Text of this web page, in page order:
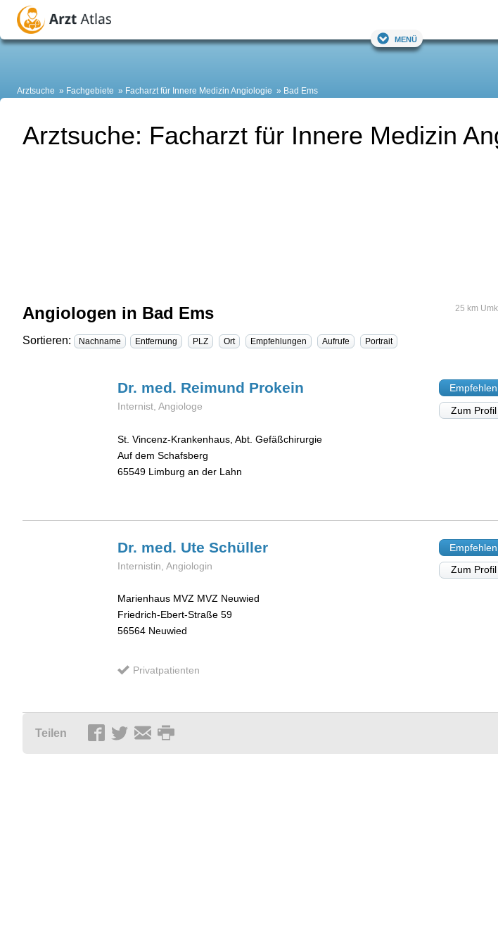
Menü
Arztsuche Fachgebiete Facharzt für Innere Medizin Angiologie Bad Ems
Arztsuche: Facharzt für Innere Medizin
Angiologen in Bad Ems 25 km
Sortieren: Nachname Entfernung PLZ Ort Empfehlungen Aufrufe Portrait
Dr. med. Reimund Prokein
Internist, Angiologe
St. Vincenz-Krankenhaus, Abt. Gefäßchirurgie
Auf dem Schafsberg
65549 Limburg an der Lahn
Empfehlen
Zum Profil
Dr. med. Ute Schüller
Internistin, Angiologin
Marienhaus MVZ MVZ Neuwied
Friedrich-Ebert-Straße 59
56564 Neuwied
Privatpatienten
Empfehlen
Zum Profil
Teilen